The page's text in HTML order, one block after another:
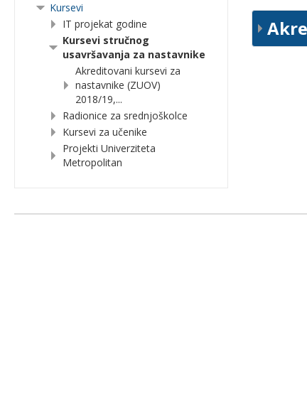
Kursevi
IT projekat godine
Kursevi stručnog
usavršavanja za nastavnike
Akreditovani kursevi za
nastavnike (ZUOV)
2018/19,...
Radionice za srednjoškolce
Kursevi za učenike
Projekti Univerziteta
Metropolitan